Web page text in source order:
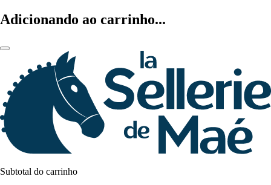
Adicionando ao carrinho...
Subtotal do carrinho